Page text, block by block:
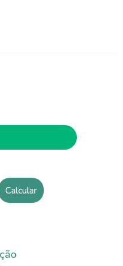
Calcular